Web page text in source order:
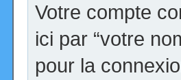
Votre compte
ici par “votre
pour la